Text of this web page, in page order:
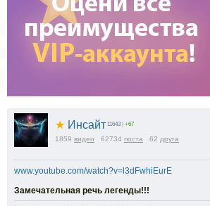
★ Инсайт 11643 +67
1859 видео 62734 поста 62 друга
www.youtube.com/watch?v=l3dFwhiEurE
Замечательная речь легенды!!!